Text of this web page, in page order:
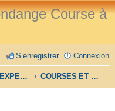
Course à
Connexion
S’enregistrer
RETOUR D'EXPERIENCE COURSES ET TRAILS